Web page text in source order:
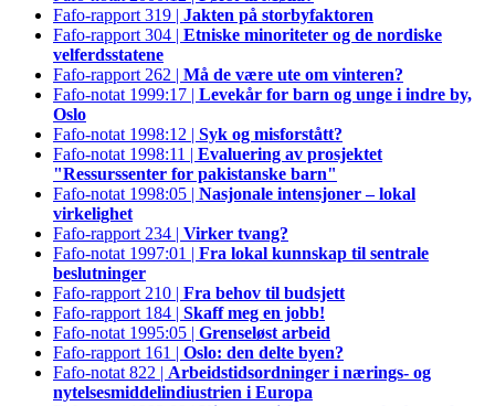
Fafo-rapport 319 | Jakten på storbyfaktoren
Fafo-rapport 304 | Etniske minoriteter og de nordiske
velferdsstatene
Fafo-rapport 262 | Må de være ute om vinteren?
Fafo-notat 1999:17 | Levekår for barn og unge i indre by,
Oslo
Fafo-notat 1998:12 | Syk og misforstått?
Fafo-notat 1998:11 | Evaluering av prosjektet
"Ressurssenter for pakistanske barn"
Fafo-notat 1998:05 | Nasjonale intensjoner – lokal
virkelighet
Fafo-rapport 234 | Virker tvang?
Fafo-notat 1997:01 | Fra lokal kunnskap til sentrale
beslutninger
Fafo-rapport 210 | Fra behov til budsjett
Fafo-rapport 184 | Skaff meg en jobb!
Fafo-notat 1995:05 | Grenseløst arbeid
Fafo-rapport 161 | Oslo: den delte byen?
Fafo-notat 822 | Arbeidstidsordninger i nærings- og
nytelsesmiddelindiustrien i Europa